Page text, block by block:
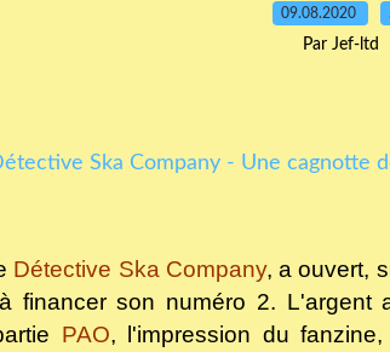
09.08.2020
Par Jef-ltd
Détective Ska Company, a ouvert,
financer son numéro 2. L'argent
PAO, l'impression du fanzine,